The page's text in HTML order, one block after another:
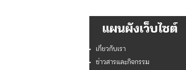
แผนผังเว็บไซต์
เกี่ยวกับเรา
ข่าวสารและกิจกรรม